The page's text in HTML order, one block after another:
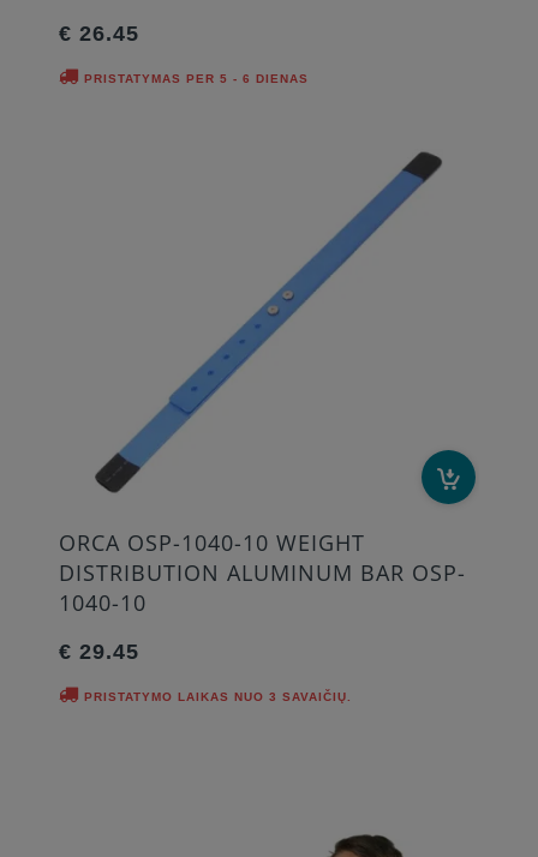
€ 26.45
PRISTATYMAS PER 5 - 6 DIENAS
ORCA OSP-1040-10 WEIGHT
DISTRIBUTION ALUMINUM BAR OSP-
1040-10
€ 29.45
PRISTATYMO LAIKAS NUO 3 SAVAIČIŲ.